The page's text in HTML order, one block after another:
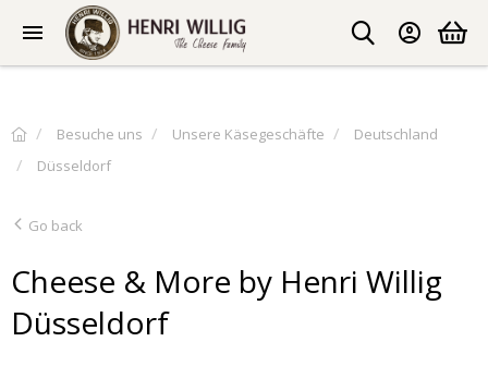
Besuche uns Unsere Käsegeschäfte
Deutschland
Düsseldorf
Go back
Cheese & More by Henri Willig
Düsseldorf